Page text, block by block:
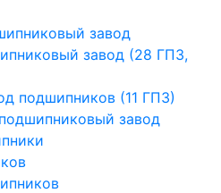
завод
завод (28 ГПЗ,
подшипников (11 ГПЗ)
завод